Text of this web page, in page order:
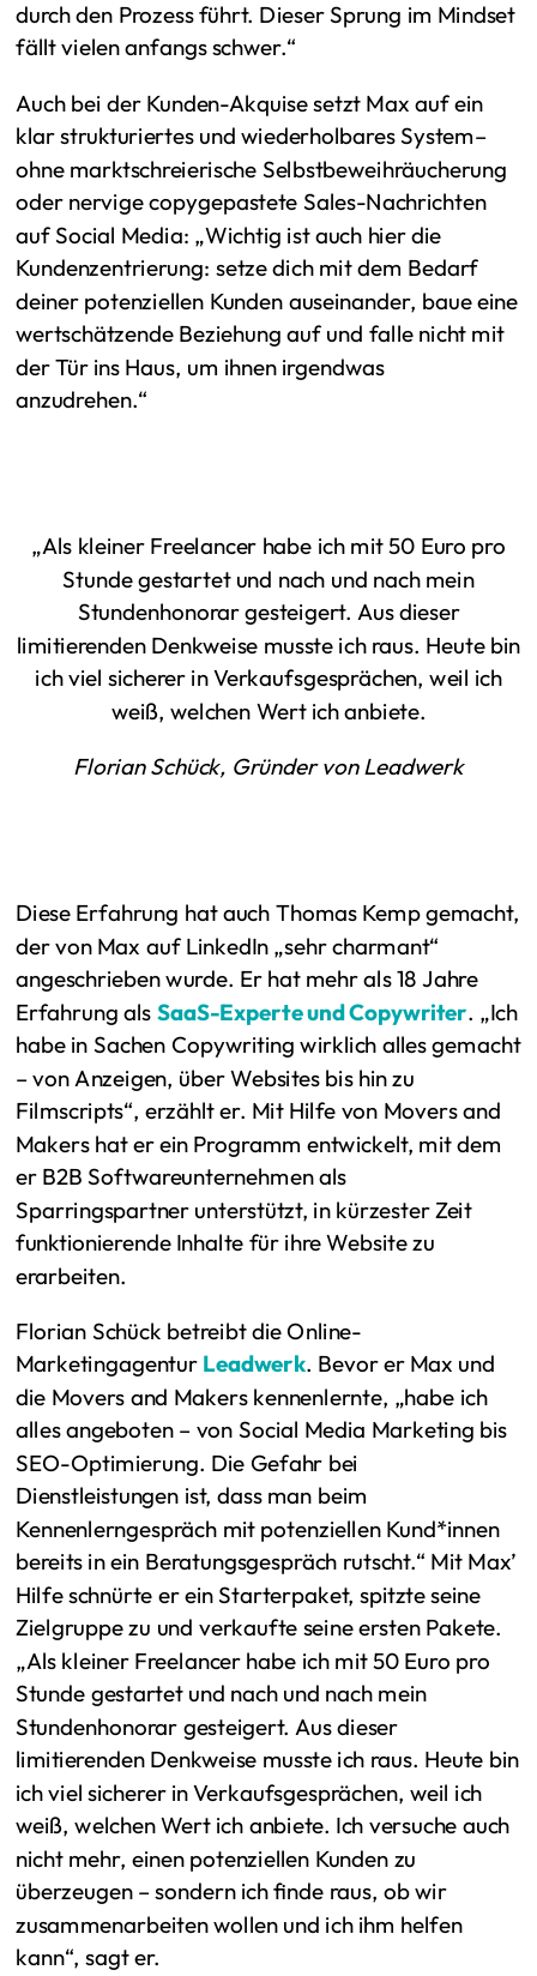
durch den Prozess führt. Dieser Sprung im Mindset
fällt vielen anfangs schwer.“
Auch bei der Kunden-Akquise setzt Max auf ein
klar strukturiertes und wiederholbares System–
ohne marktschreierische Selbstbeweihräucherung
oder nervige copygepastete Sales-Nachrichten
auf Social Media: „Wichtig ist auch hier die
Kundenzentrierung: setze dich mit dem Bedarf
deiner potenziellen Kunden auseinander, baue eine
wertschätzende Beziehung auf und falle nicht mit
der Tür ins Haus, um ihnen irgendwas
anzudrehen.“
„Als kleiner Freelancer habe ich mit 50 Euro pro
Stunde gestartet und nach und nach mein
Stundenhonorar gesteigert. Aus dieser
limitierenden Denkweise musste ich raus. Heute bin
ich viel sicherer in Verkaufsgesprächen, weil ich
weiß, welchen Wert ich anbiete.
Florian Schück, Gründer von Leadwerk
Diese Erfahrung hat auch Thomas Kemp gemacht,
der von Max auf LinkedIn „sehr charmant“
angeschrieben wurde. Er hat mehr als 18 Jahre
Erfahrung als SaaS-Experte und Copywriter. „Ich
habe in Sachen Copywriting wirklich alles gemacht
– von Anzeigen, über Websites bis hin zu
Filmscripts“, erzählt er. Mit Hilfe von Movers and
Makers hat er ein Programm entwickelt, mit dem
er B2B Softwareunternehmen als
Sparringspartner unterstützt, in kürzester Zeit
funktionierende Inhalte für ihre Website zu
erarbeiten.
Florian Schück betreibt die Online-
Marketingagentur Leadwerk. Bevor er Max und
die Movers and Makers kennenlernte, „habe ich
alles angeboten – von Social Media Marketing bis
SEO-Optimierung. Die Gefahr bei
Dienstleistungen ist, dass man beim
Kennenlerngespräch mit potenziellen Kund*innen
bereits in ein Beratungsgespräch rutscht.“ Mit Max’
Hilfe schnürte er ein Starterpaket, spitzte seine
Zielgruppe zu und verkaufte seine ersten Pakete.
„Als kleiner Freelancer habe ich mit 50 Euro pro
Stunde gestartet und nach und nach mein
Stundenhonorar gesteigert. Aus dieser
limitierenden Denkweise musste ich raus. Heute bin
ich viel sicherer in Verkaufsgesprächen, weil ich
weiß, welchen Wert ich anbiete. Ich versuche auch
nicht mehr, einen potenziellen Kunden zu
überzeugen – sondern ich finde raus, ob wir
zusammenarbeiten wollen und ich ihm helfen
kann“, sagt er.